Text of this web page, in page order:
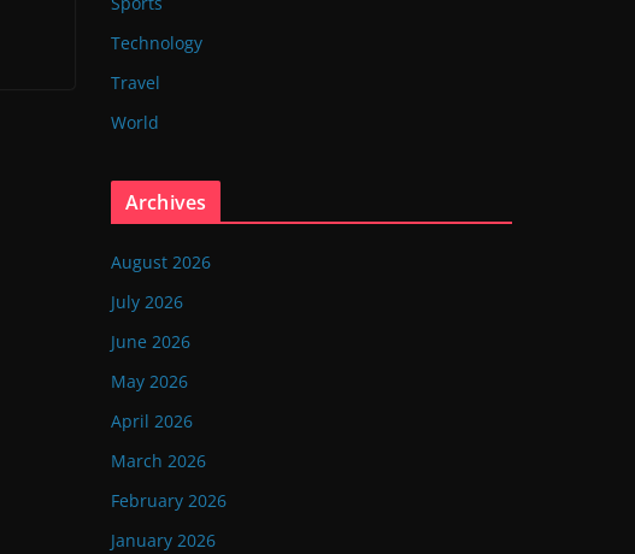
Technology
Travel
World
Archives
August 2026
July 2026
June 2026
May 2026
April 2026
March 2026
February 2026
January 2026